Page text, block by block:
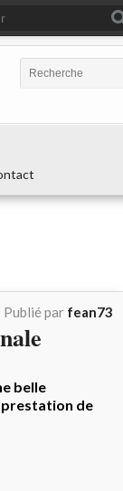
Publié par fean73
belle
prestation de